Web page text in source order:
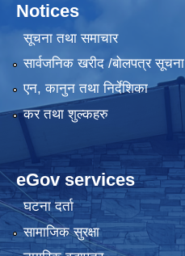
Notices
सूचना तथा समाचार
सार्वजनिक खरीद /बोलपत्र सूचना
एन, कानुन तथा निर्देशिका
कर तथा शुल्कहरु
eGov services
घटना दर्ता
सामाजिक सुरक्षा